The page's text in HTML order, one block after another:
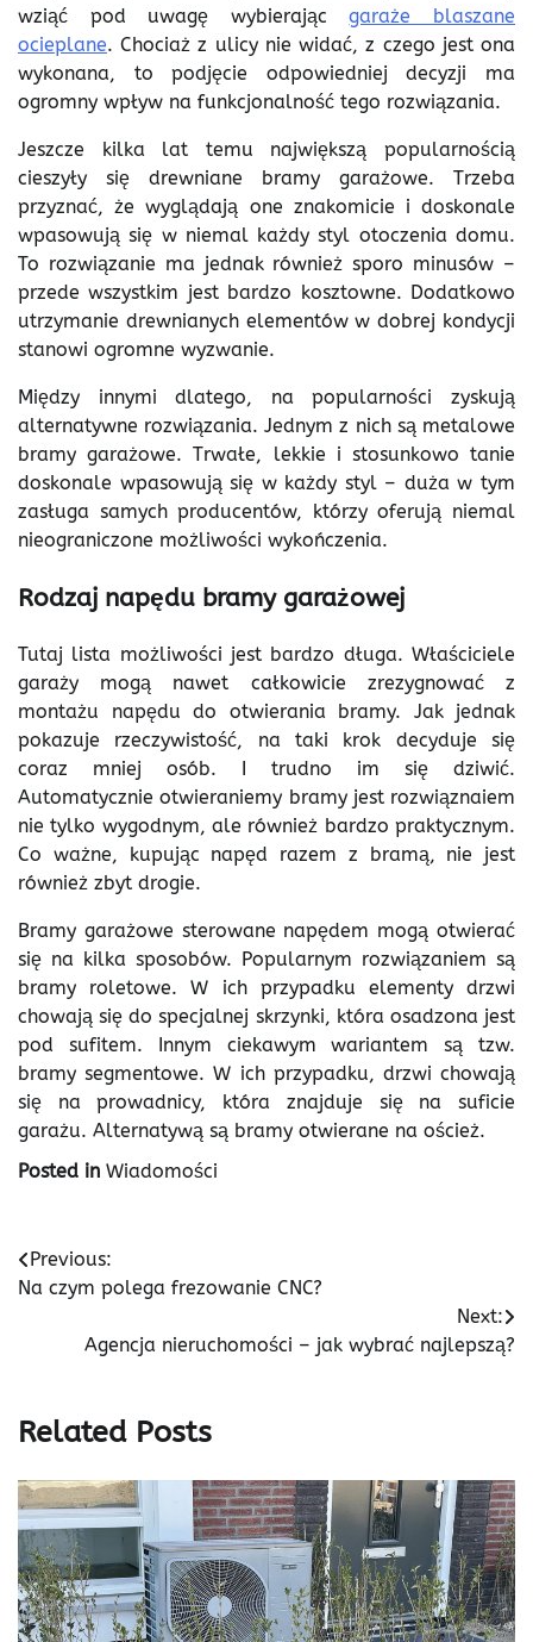
wziąć pod uwagę wybierającgaraże blaszane
ocieplane. Chociaż z ulicy nie widać, z czego jest ona
wykonana, to podjęcie odpowiedniej decyzji ma
ogromny wpływ na funkcjonalność tego rozwiązania.
Jeszcze kilka lat temu największą popularnością
cieszyły się drewniane bramy garażowe. Trzeba
przyznać, że wyglądają one znakomicie i doskonale
wpasowują się w niemal każdy styl otoczenia domu.
To rozwiązanie ma jednak również sporo minusów –
przede wszystkim jest bardzo kosztowne. Dodatkowo
utrzymanie drewnianych elementów w dobrej kondycji
stanowi ogromne wyzwanie.
Między innymi dlatego, na popularności zyskują
alternatywne rozwiązania. Jednym z nich są metalowe
bramy garażowe. Trwałe, lekkie i stosunkowo tanie
doskonale wpasowują się w każdy styl – duża w tym
zasługa samych producentów, którzy oferują niemal
nieograniczone możliwości wykończenia.
Rodzaj napędu bramy garażowej
Tutaj lista możliwości jest bardzo długa. Właściciele
garaży mogą nawet całkowicie zrezygnować z
montażu napędu do otwierania bramy. Jak jednak
pokazuje rzeczywistość, na taki krok decyduje się
coraz mniej osób. I trudno im się dziwić.
Automatycznie otwieraniemy bramy jest rozwiąznaiem
nie tylko wygodnym, ale również bardzo praktycznym.
Co ważne, kupując napęd razem z bramą, nie jest
również zbyt drogie.
Bramy garażowe sterowane napędem mogą otwierać
się na kilka sposobów. Popularnym rozwiązaniem są
bramy roletowe. W ich przypadku elementy drzwi
chowają się do specjalnej skrzynki, która osadzona jest
pod sufitem. Innym ciekawym wariantem są tzw.
bramy segmentowe. W ich przypadku, drzwi chowają
się na prowadnicy, która znajduje się na suficie
garażu. Alternatywą są bramy otwierane na oścież.
Posted in Wiadomości
Nawigacja
wpisu
Previous:
Na czym polega frezowanie CNC?
Next:
Agencja nieruchomości – jak wybrać najlepszą?
Related Posts